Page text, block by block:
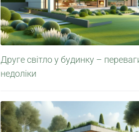
Друге світло у будинку –
недоліки